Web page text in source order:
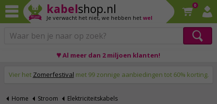
kabelshop.nl
Je verwacht het niet, we hebben het wel
0
♥ Al meer dan 2 miljoen klanten!
Vier het Zomerfestival met 99 zonnige aanbiedingen tot 60% korting.
Home Stroom Elektriciteitskabels